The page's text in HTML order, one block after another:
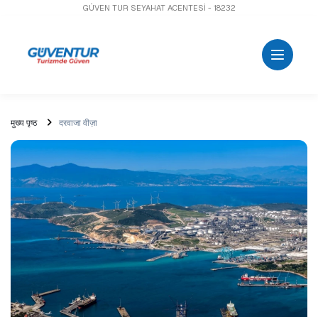
GÜVEN TUR SEYAHAT ACENTESİ - 18232
मुख्य पृष्ठ दरवाजा वीज़ा